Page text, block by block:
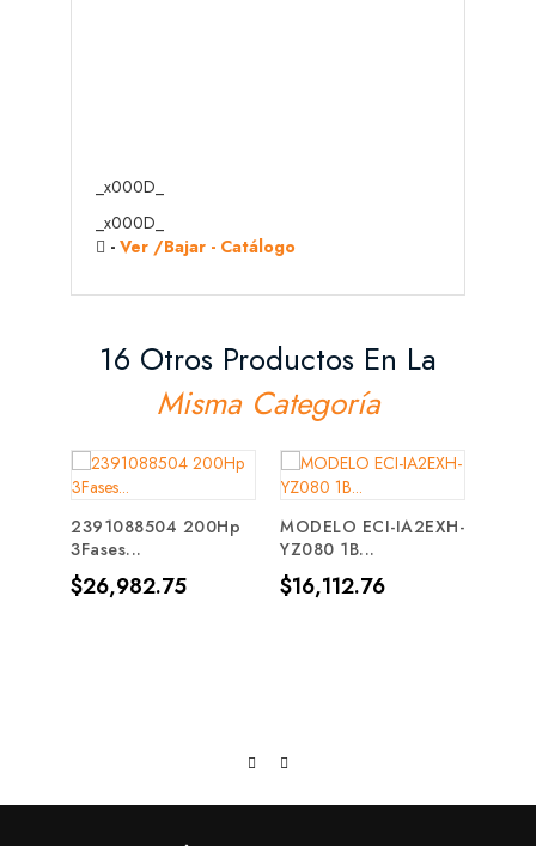
_x000D_
_x000D_
- Ver /Bajar - Catálogo
16 Otros Productos En La
Misma Categoría
2391088504 200Hp
3Fases...
Precio
$26,982.75
MODELO ECI-IA2EXH-
YZ080 1B...
Precio
$16,112.76